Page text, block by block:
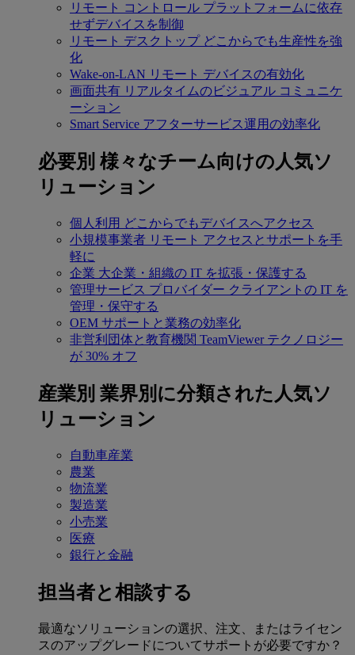
リモート コントロール プラットフォームに依存
せずデバイスを制御
リモート デスクトップ どこからでも生産性を強
化
Wake-on-LAN リモート デバイスの有効化
画面共有 リアルタイムのビジュアル コミュニケ
ーション
Smart Service アフターサービス運用の効率化
必要別 様々なチーム向けの人気ソ
リューション
個人利用 どこからでもデバイスへアクセス
小規模事業者 リモート アクセスとサポートを手
軽に
企業 大企業・組織の IT を拡張・保護する
管理サービス プロバイダー クライアントの IT を
管理・保守する
OEM サポートと業務の効率化
非営利団体と教育機関 TeamViewer テクノロジー
が 30% オフ
産業別 業界別に分類された人気ソ
リューション
自動車産業
農業
物流業
製造業
小売業
医療
銀行と金融
担当者と相談する
最適なソリューションの選択、注文、またはライセン
スのアップグレードについてサポートが必要ですか？